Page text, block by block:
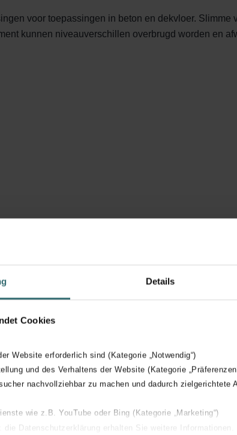
Details
Cookies
Website erforderlich sind (Kategorie „Notwendig“)
und des Verhaltens der Website (Kategorie
nachvollziehbar zu machen und dadurch zielgerichtete
wie z.B. YouTube oder Bing (Kategorie „Marketing“)
die Datenschutzerklärung erhalten Sie weitere
voor toepassingen in beton en dekvloer.
kunnen niveauverschillen overbrugd worden en
Bochten
Mof